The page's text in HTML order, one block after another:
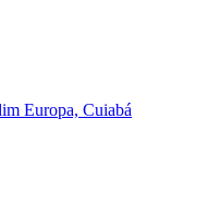
Europa, Cuiabá